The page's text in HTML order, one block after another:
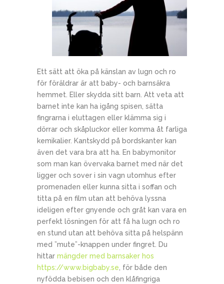
Ett sätt att öka på känslan av lugn och ro
för föräldrar är att baby- och barnsäkra
hemmet. Eller skydda sitt barn. Att veta att
barnet inte kan ha igång spisen, sätta
fingrarna i eluttagen eller klämma sig i
dörrar och skåpluckor eller komma åt farliga
kemikalier. Kantskydd på bordskanter kan
även det vara bra att ha. En babymonitor
som man kan övervaka barnet med när det
ligger och sover i sin vagn utomhus efter
promenaden eller kunna sitta i soffan och
titta på en film utan att behöva lyssna
ideligen efter gnyende och gråt kan vara en
perfekt lösningen för att få ha lugn och ro
en stund utan att behöva sitta på helspänn
med ”mute”-knappen under fingret. Du
hittar mängder med barnsaker hos
https://www.bigbaby.se, för både den
nyfödda bebisen och den klåfingriga